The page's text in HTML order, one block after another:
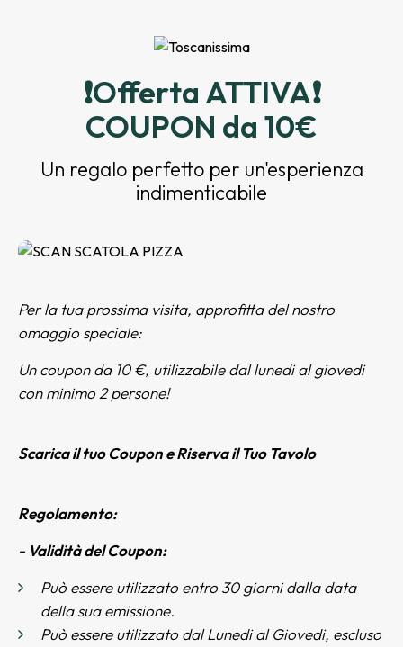
❗️Offerta ATTIVA❗️
COUPON da 10€
Un regalo perfetto per un'esperienza
indimenticabile
Per la tua prossima visita, approfitta del nostro
omaggio speciale:
Un coupon da 10 €, utilizzabile dal lunedi al giovedi
con minimo 2 persone!
Scarica il tuo Coupon e Riserva il Tuo Tavolo
Regolamento:
- Validità del Coupon:
Può essere utilizzato entro 30 giorni dalla data
della sua emissione.
Può essere utilizzato dal Lunedi al Giovedi, escluso